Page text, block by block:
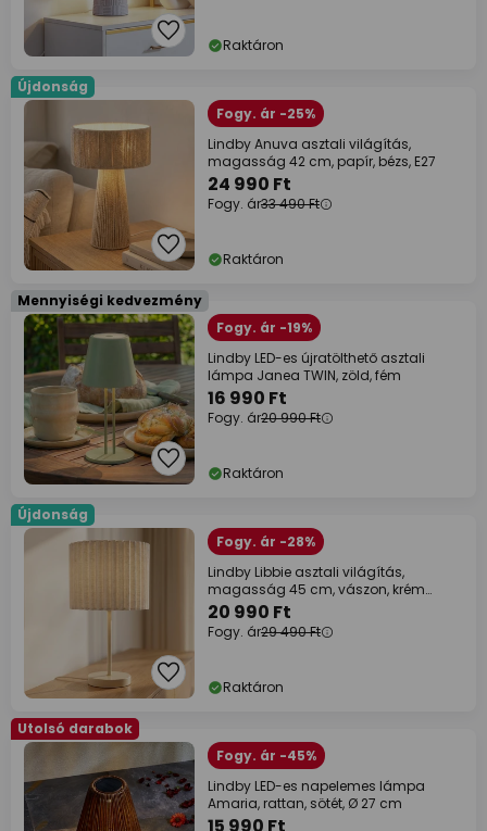
Raktáron
Újdonság
Fogy. ár -25%
Lindby Anuva asztali világítás,
magasság 42 cm, papír, bézs, E27
24 990 Ft
Fogy. ár33 490 Ft
Raktáron
Mennyiségi kedvezmény
Fogy. ár -19%
Lindby LED-es újratölthető asztali
lámpa Janea TWIN, zöld, fém
16 990 Ft
Fogy. ár20 990 Ft
Raktáron
Újdonság
Fogy. ár -28%
Lindby Libbie asztali világítás,
magasság 45 cm, vászon, krém
színű, E27
20 990 Ft
Fogy. ár29 490 Ft
Raktáron
Utolsó darabok
Fogy. ár -45%
Lindby LED-es napelemes lámpa
Amaria, rattan, sötét, Ø 27 cm